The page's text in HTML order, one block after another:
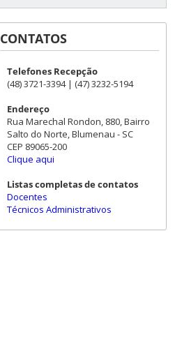
CONTATOS
Telefones Recepção
(48) 3721-3394 | (47) 3232-5194
Endereço
Rua Marechal Rondon, 880, Bairro
Salto do Norte, Blumenau - SC
CEP 89065-200
Clique aqui
Listas completas de contatos
Docentes
Técnicos Administrativos